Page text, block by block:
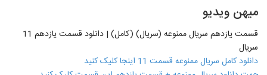
میهن ویدیو
قسمت یازدهم سریال ممنوعه (سریال) (کامل) | دانلود قسمت یازدهم 11
سریال
دانلود کامل سریال ممنوعه قسمت 11 اینجا کلیک کنید